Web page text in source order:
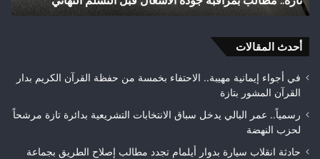
هواة
بطلاً
فاس
مكناس
أحدث المقالات
في أجواء إيمانية مهيبة.. الاحتفاء بخمسة من حفظة القرآن الكريم بدار
القرآن المشور بتازة
رسمياً.. عمر البالي يدخل سباق الانتخابات التشريعية بدائرة تازة مرشحاً
لحزب النهضة
حادثة انقلاب سيارة بدوار أيلمام تجدد مطالب إصلاح الطريق بجماعة